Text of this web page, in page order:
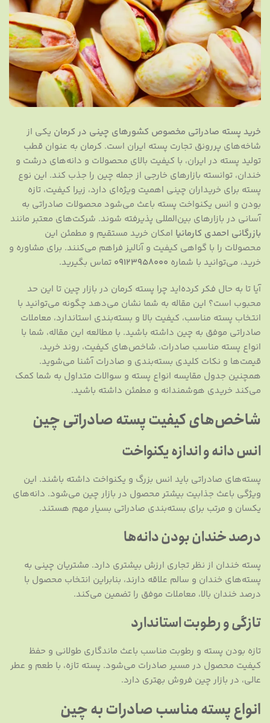
خرید پسته صادراتی مخصوص کشورهای چینی در کرمان یکی از
شاخه‌های پررونق تجارت پسته ایران است. کرمان به عنوان قطب
تولید پسته در ایران، با کیفیت بالای محصولات و دانه‌های درشت و
خندان، توانسته بازارهای خارجی از جمله چین را جذب کند. این نوع
پسته برای خریداران چینی اهمیت ویژه‌ای دارد، زیرا کیفیت، تازه
بودن و انس یکنواخت پسته باعث می‌شود محصولات صادراتی به
آسانی در بازارهای بین‌المللی پذیرفته شوند. شرکت‌های معتبر مانند
بازرگانی احمدی کارمانیا امکان خرید مستقیم و مطمئن این
محصولات را با گواهی کیفیت و آنالیز فراهم می‌کنند. برای مشاوره و
خرید، می‌توانید با شماره ۰۹۱۲۳۹۵۸۰۰۰ تماس بگیرید.
آیا تا به حال فکر کرده‌اید چرا پسته کرمان در بازار چین تا این حد
محبوب است؟ این مقاله به شما نشان می‌دهد چگونه می‌توانید با
انتخاب پسته مناسب، کیفیت بالا و بسته‌بندی استاندارد، معاملات
صادراتی موفق به چین داشته باشید. با مطالعه این مقاله، شما با
انواع پسته مناسب صادرات، شاخص‌های کیفیت، روند خرید،
قیمت‌ها و نکات کلیدی بسته‌بندی و صادرات آشنا می‌شوید.
همچنین جدول مقایسه انواع پسته و سوالات متداول به شما کمک
می‌کند خریدی هوشمندانه و مطمئن داشته باشید.
شاخص‌های کیفیت پسته صادراتی چین
انس دانه و اندازه یکنواخت
پسته‌های صادراتی باید انس بزرگ و یکنواخت داشته باشند. این
ویژگی باعث جذابیت بیشتر محصول در بازار چین می‌شود. دانه‌های
یکسان و مرتب برای بسته‌بندی صادراتی بسیار مهم هستند.
درصد خندان بودن دانه‌ها
پسته خندان از نظر تجاری ارزش بیشتری دارد. مشتریان چینی به
پسته‌های خندان و سالم علاقه دارند، بنابراین انتخاب محصول با
درصد خندان بالا، معاملات موفق را تضمین می‌کند.
تازگی و رطوبت استاندارد
تازه بودن پسته و رطوبت مناسب باعث ماندگاری طولانی و حفظ
کیفیت محصول در مسیر صادرات می‌شود. پسته تازه، با طعم و عطر
عالی، در بازار چین فروش بهتری دارد.
انواع پسته مناسب صادرات به چین